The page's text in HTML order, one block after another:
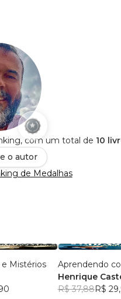
com um total de 10
o autor
de Medalhas
e Mistérios
Aprendendo
Henrique
R$ 37,88R$